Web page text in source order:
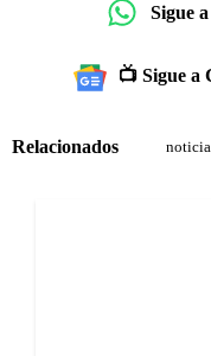
Sigue
📺 Sigue a
Relacionados